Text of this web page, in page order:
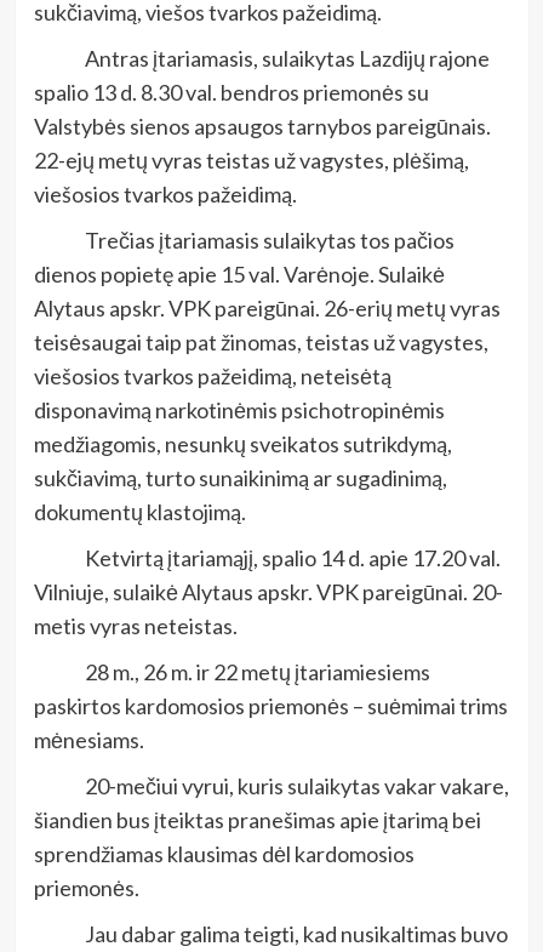
sukčiavimą, viešos tvarkos pažeidimą.
Antras įtariamasis, sulaikytas Lazdijų rajone
spalio 13 d. 8.30 val. bendros priemonės su
Valstybės sienos apsaugos tarnybos pareigūnais.
22-ejų metų vyras teistas už vagystes, plėšimą,
viešosios tvarkos pažeidimą.
Trečias įtariamasis sulaikytas tos pačios
dienos popietę apie 15 val. Varėnoje. Sulaikė
Alytaus apskr. VPK pareigūnai. 26-erių metų vyras
teisėsaugai taip pat žinomas, teistas už vagystes,
viešosios tvarkos pažeidimą, neteisėtą
disponavimą narkotinėmis psichotropinėmis
medžiagomis, nesunkų sveikatos sutrikdymą,
sukčiavimą, turto sunaikinimą ar sugadinimą,
dokumentų klastojimą.
Ketvirtą įtariamąjį, spalio 14 d. apie 17.20 val.
Vilniuje, sulaikė Alytaus apskr. VPK pareigūnai. 20-
metis vyras neteistas.
28 m., 26 m. ir 22 metų įtariamiesiems
paskirtos kardomosios priemonės – suėmimai trims
mėnesiams.
20-mečiui vyrui, kuris sulaikytas vakar vakare,
šiandien bus įteiktas pranešimas apie įtarimą bei
sprendžiamas klausimas dėl kardomosios
priemonės.
Jau dabar galima teigti, kad nusikaltimas buvo